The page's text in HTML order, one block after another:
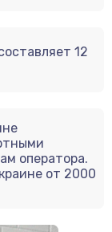
12
оператора.
от 2000